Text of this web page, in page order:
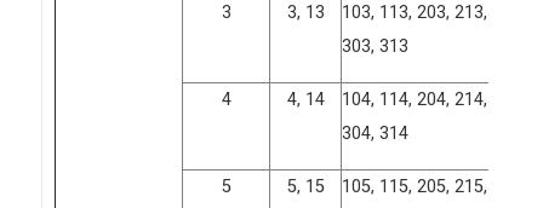
3 3, 13
103, 113, 203, 213,
303, 313
4 4, 14
104, 114, 204, 214,
304, 314
5 5, 15
105, 115, 205, 215,